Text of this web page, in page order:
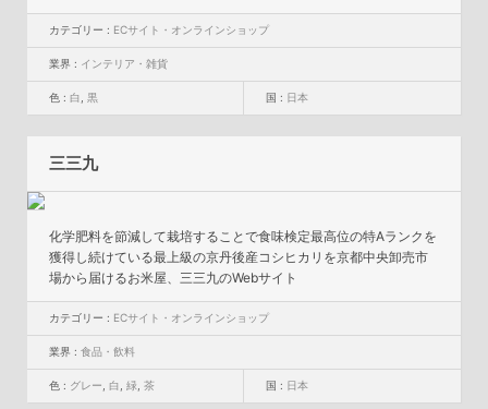
カテゴリー : ECサイト・オンラインショップ
業界 : インテリア・雑貨
色 :白 ,黒 国 : 日本
三三九
化学肥料を節減して栽培することで食味検定最高位の特Aランクを
獲得し続けている最上級の京丹後産コシヒカリを京都中央卸売市
場から届けるお米屋、三三九のWebサイト
カテゴリー : ECサイト・オンラインショップ
業界 :食品・飲料
色 : グレー ,白 ,緑 ,茶 国 : 日本